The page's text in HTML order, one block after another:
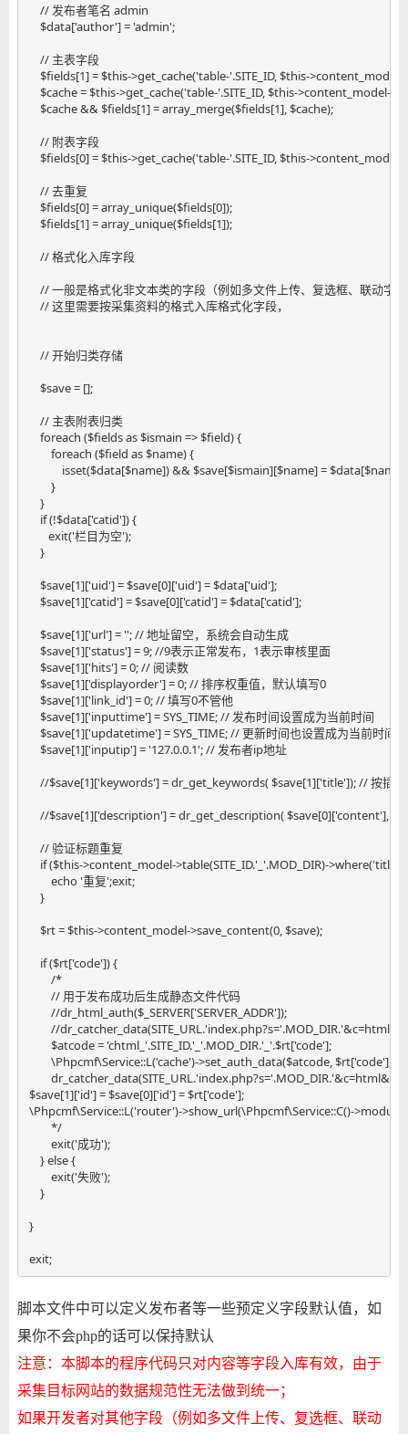
// 发布者笔名 admin
$data['author'] = 'admin';
// 主表字段
$fields[1] = $this->get_cache('table-'.SITE_ID, $this->content_model-
$cache = $this->get_cache('table-'.SITE_ID, $this->content_model-
$cache && $fields[1] = array_merge($fields[1], $cache);
// 附表字段
$fields[0] = $this->get_cache('table-'.SITE_ID, $this-
// 去重复
$fields[0] = array_unique($fields[0]);
$fields[1] = array_unique($fields[1]);
// 格式化入库字段
// 一般是格式化非文本类的字段（例如多文件上传、复选框、联动字
// 这里需要按采集资料的格式入库格式化字段，
// 开始归类存储
$save = [];
// 主表附表归类
foreach ($fields as $ismain => $field) {
foreach ($field as $name) {
isset($data[$name]) && $save[$ismain][$name] = $data[$name];
}
}
if (!$data['catid']) {
exit('栏目为空');
}
$save[1]['uid'] = $save[0]['uid'] = $data['uid'];
$save[1]['catid'] = $save[0]['catid'] = $data['catid'];
$save[1]['url'] = ''; // 地址留空，系统会自动生成
$save[1]['status'] = 9; //9表示正常发布，1表示审核里面
$save[1]['hits'] = 0; // 阅读数
$save[1]['displayorder'] = 0; // 排序权重值，默认填写0
$save[1]['link_id'] = 0; // 填写0不管他
$save[1]['inputtime'] = SYS_TIME; // 发布时间设置成为当前时间
$save[1]['updatetime'] = SYS_TIME; // 更新时间也设置成为当前时
$save[1]['inputip'] = '127.0.0.1'; // 发布者ip地址
//$save[1]['keywords'] = dr_get_keywords( $save[1]['title']); // 按插
//$save[1]['description'] = dr_get_description( $save[0]['content'],
// 验证标题重复
if ($this->content_model->table(SITE_ID.'_'.MOD_DIR)->where('title',
echo '重复';exit;
}
$rt = $this->content_model->save_content(0, $save);
if ($rt['code']) {
/*
// 用于发布成功后生成静态文件代码
//dr_html_auth($_SERVER['SERVER_ADDR']);
//
$atcode = 'chtml_'.SITE_ID.'_'.MOD_DIR.'_'.$rt['code'];
\Phpcmf\Service::L('cache')->set_auth_data($atcode, $rt['code'],
$save[1]['id'] = $save[0]['id'] = $rt['code'];
\Phpcmf\Service::L('router')->show_url(\Phpcmf\Service::C()->module,
*/
exit('成功');
} else {
exit('失败');
}
}
exit;
脚本文件中可以定义发布者等一些预定义字段默认值，如
果你不会php的话可以保持默认
注意：本脚本的程序代码只对内容等字段入库有效，由于
采集目标网站的数据规范性无法做到统一；
如果开发者对其他字段（例如多文件上传、复选框、联动